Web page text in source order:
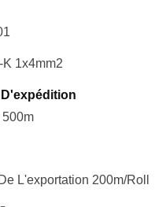
K 1x4mm2
500m
L'exportation 200m/roll